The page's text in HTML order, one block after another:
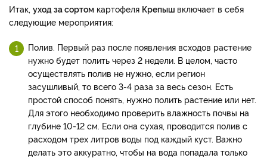
Итак, уход за сортом картофеля Крепыш включает в себя
следующие мероприятия:
Полив. Первый раз после появления всходов растение
нужно будет полить через 2 недели. В целом, часто
осуществлять полив не нужно, если регион
засушливый, то всего 3-4 раза за весь сезон. Есть
простой способ понять, нужно полить растение или нет.
Для этого необходимо проверить влажность почвы на
глубине 10-12 см. Если она сухая, проводится полив с
расходом трех литров воды под каждый куст. Важно
делать это аккуратно, чтобы на вода попадала только